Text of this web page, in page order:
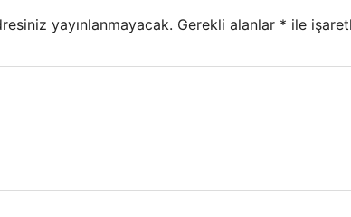
yayınlanmayacak. Gerekli alanlar * ile